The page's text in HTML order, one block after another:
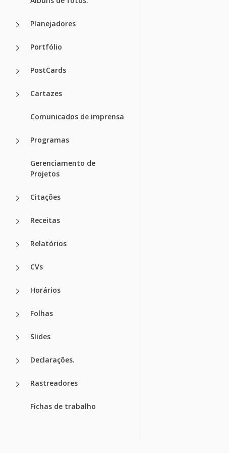
Planejadores
Portfólio
PostCards
Cartazes
Comunicados de imprensa
Programas
Gerenciamento de
Projetos
Citações
Receitas
Relatórios
CVs
Horários
Folhas
Slides
Declarações.
Rastreadores
Fichas de trabalho